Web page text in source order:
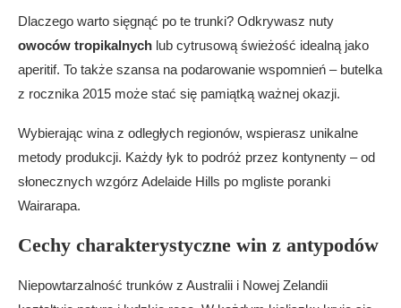
Dlaczego warto sięgnąć po te trunki? Odkrywasz nuty
owoców tropikalnych lub cytrusową świeżość idealną jako
aperitif. To także szansa na podarowanie wspomnień – butelka
z rocznika 2015 może stać się pamiątką ważnej okazji.
Wybierając wina z odległych regionów, wspierasz unikalne
metody produkcji. Każdy łyk to podróż przez kontynenty – od
słonecznych wzgórz Adelaide Hills po mgliste poranki
Wairarapa.
Cechy charakterystyczne win z antypodów
Niepowtarzalność trunków z Australii i Nowej Zelandii